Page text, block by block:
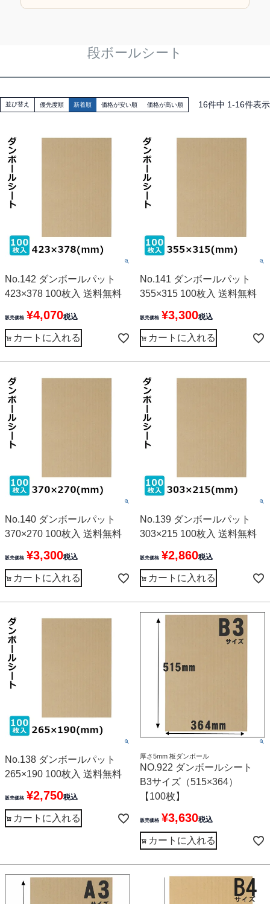
段ボールシート
並び替え 優先度順 新着順 価格が安い順 価格が高い順 16件中 1-16件表示
No.142 ダンボールパット
423×378 100枚入 送料無料
販売価格 ¥4,070税込
カートに入れる
No.141 ダンボールパット
355×315 100枚入 送料無料
販売価格 ¥3,300税込
カートに入れる
No.140 ダンボールパット
370×270 100枚入 送料無料
販売価格 ¥3,300税込
カートに入れる
No.139 ダンボールパット
303×215 100枚入 送料無料
販売価格 ¥2,860税込
カートに入れる
No.138 ダンボールパット
265×190 100枚入 送料無料
販売価格 ¥2,750税込
カートに入れる
厚さ5mm 板ダンボール
NO.922 ダンボールシート
B3サイズ（515×364）
【100枚】
販売価格 ¥3,630税込
カートに入れる